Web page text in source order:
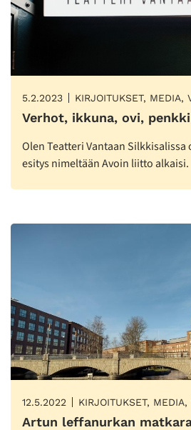
5.2.2023 KIRJOITUKSET, MEDIA,
Verhot, ikkuna, ovi,
Olen Teatteri Vantaan Silkkisalissa
esitys nimeltään Avoin liitto alkaisi.
12.5.2022 KIRJOITUKSET, MEDIA,
Artun leffanurkan